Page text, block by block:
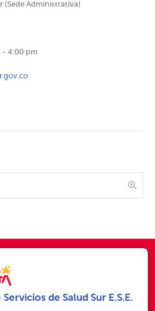
(Sede Administrativa)
- 4:00 pm
de Salud Sur E.S.E.